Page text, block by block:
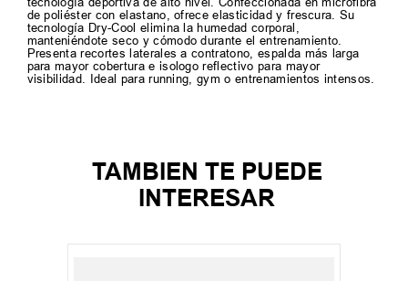
de poliéster con elastano, ofrece elasticidad y frescura. Su
tecnología Dry-Cool elimina la humedad corporal,
manteniéndote seco y cómodo durante el entrenamiento.
Presenta recortes laterales a contratono, espalda más larga
para mayor cobertura e isologo reflectivo para mayor
visibilidad. Ideal para running, gym o entrenamientos intensos.
TAMBIEN TE PUEDE
INTERESAR